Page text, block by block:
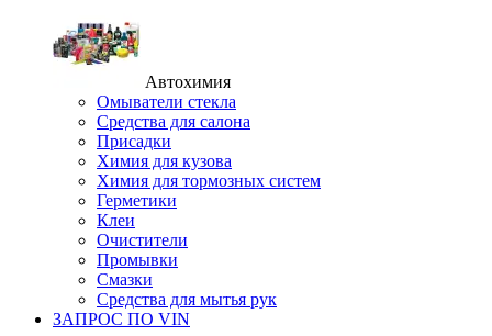
Автохимия
Омыватели стекла
Средства для салона
Присадки
Химия для кузова
Химия для тормозных систем
Герметики
Клеи
Очистители
Промывки
Смазки
Средства для мытья рук
ЗАПРОС ПО VIN